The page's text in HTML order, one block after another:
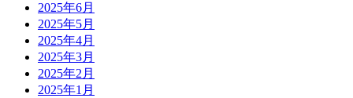
2025年6月
2025年5月
2025年4月
2025年3月
2025年2月
2025年1月